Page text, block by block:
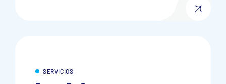
SERVICIOS